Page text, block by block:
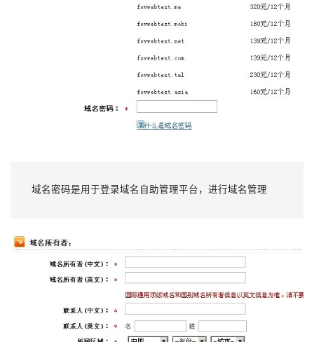
域名密码是用于登录域名自助管理平台，进行域名管理